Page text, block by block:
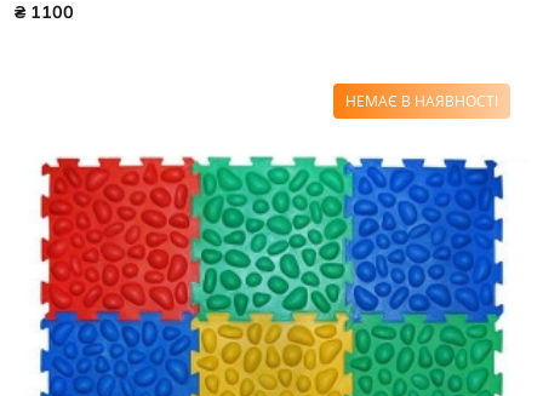
₴ 1100
НЕМАЄ В НАЯВНОСТІ